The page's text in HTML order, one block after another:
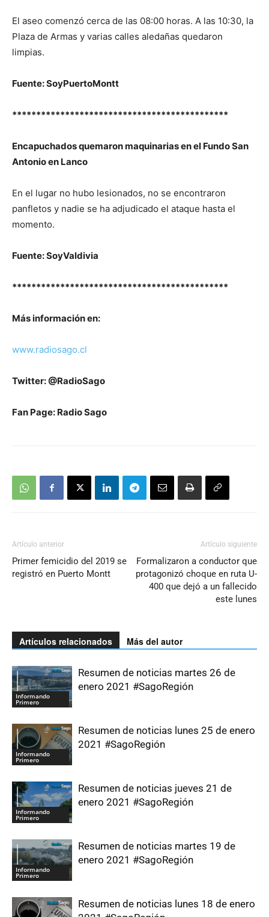
El aseo comenzó cerca de las 08:00 horas. A las 10:30, la
Plaza de Armas y varias calles aledañas quedaron
limpias.
Fuente: SoyPuertoMontt
*********************************************
Encapuchados quemaron maquinarias en el Fundo San
Antonio en Lanco
En el lugar no hubo lesionados, no se encontraron
panfletos y nadie se ha adjudicado el ataque hasta el
momento.
Fuente: SoyValdivia
*********************************************
Más información en:
www.radiosago.cl
Twitter: @RadioSago
Fan Page: Radio Sago
Artículo anterior
Primer femicidio del 2019 se
registró en Puerto Montt
Artículo siguiente
Formalizaron a conductor que
protagonizó choque en ruta U-
400 que dejó a un fallecido
este lunes
Artículos relacionados Más del autor
Informando
Primero
Resumen de noticias martes 26 de
enero 2021 #SagoRegión
Informando
Primero
Resumen de noticias lunes 25 de enero
2021 #SagoRegión
Informando
Primero
Resumen de noticias jueves 21 de
enero 2021 #SagoRegión
Informando
Primero
Resumen de noticias martes 19 de
enero 2021 #SagoRegión
Resumen de noticias lunes 18 de enero